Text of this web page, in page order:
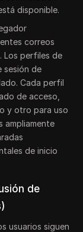
disponible.
correos
Los perfiles de
sesión de
Cada perfil
de acceso,
y otro para uso
ampliamente
de inicio
de
usuarios siguen